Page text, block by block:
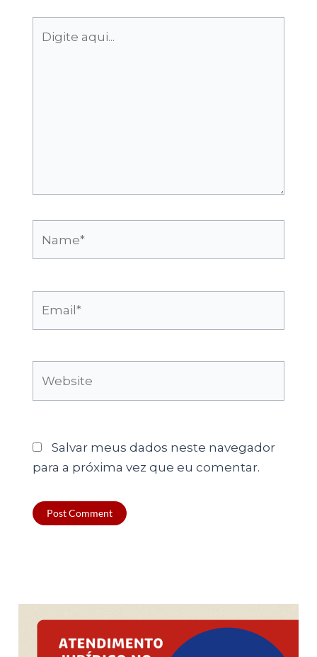
aqui...
Salvar meus dados neste navegador
para a próxima vez que eu comentar.